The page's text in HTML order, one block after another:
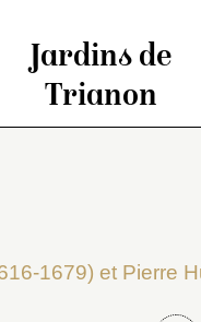
Jardins de
Trianon
1679) et Pierre